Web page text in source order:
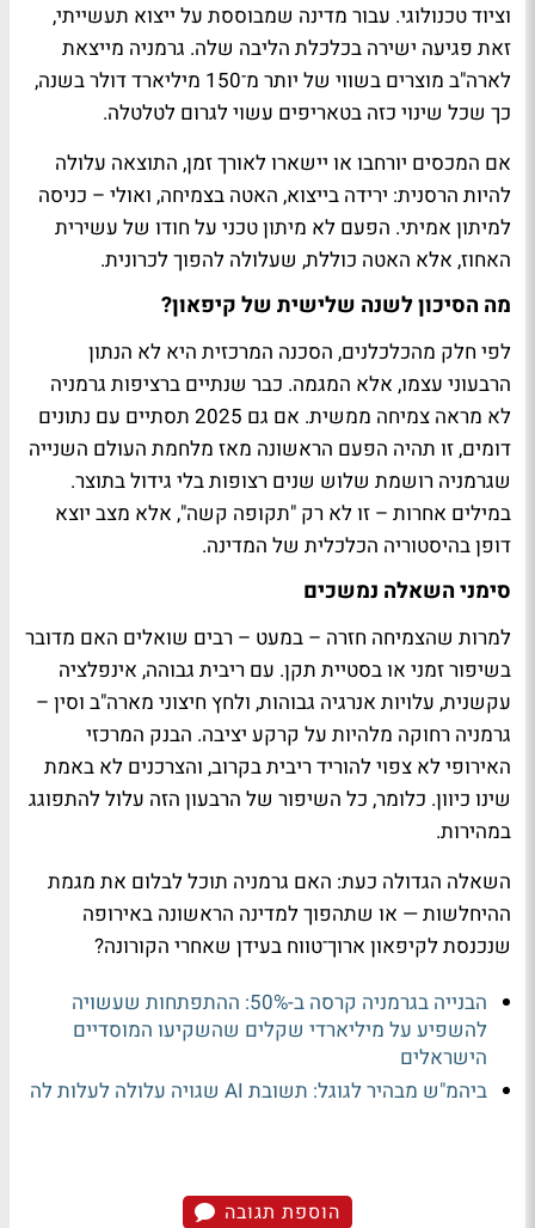
וציוד טכנולוגי. עבור מדינה שמבוססת על ייצוא תעשייתי,
זאת פגיעה ישירה בכלכלת הליבה שלה. גרמניה מייצאת
לארה"ב מוצרים בשווי של יותר מ־150 מיליארד דולר בשנה,
כך שכל שינוי כזה בטאריפים עשוי לגרום לטלטלה.
אם המכסים יורחבו או יישארו לאורך זמן, התוצאה עלולה
להיות הרסנית: ירידה בייצוא, האטה בצמיחה, ואולי – כניסה
למיתון אמיתי. הפעם לא מיתון טכני על חודו של עשירית
האחוז, אלא האטה כוללת, שעלולה להפוך לכרונית.
מה הסיכון לשנה שלישית של קיפאון?
לפי חלק מהכלכלנים, הסכנה המרכזית היא לא הנתון
הרבעוני עצמו, אלא המגמה. כבר שנתיים ברציפות גרמניה
לא מראה צמיחה ממשית. אם גם 2025 תסתיים עם נתונים
דומים, זו תהיה הפעם הראשונה מאז מלחמת העולם השנייה
שגרמניה רושמת שלוש שנים רצופות בלי גידול בתוצר.
במילים אחרות – זו לא רק "תקופה קשה", אלא מצב יוצא
דופן בהיסטוריה הכלכלית של המדינה.
סימני השאלה נמשכים
למרות שהצמיחה חזרה – במעט – רבים שואלים האם מדובר
בשיפור זמני או בסטיית תקן. עם ריבית גבוהה, אינפלציה
עקשנית, עלויות אנרגיה גבוהות, ולחץ חיצוני מארה"ב וסין –
גרמניה רחוקה מלהיות על קרקע יציבה. הבנק המרכזי
האירופי לא צפוי להוריד ריבית בקרוב, והצרכנים לא באמת
שינו כיוון. כלומר, כל השיפור של הרבעון הזה עלול להתפוגג
במהירות.
השאלה הגדולה כעת: האם גרמניה תוכל לבלום את מגמת
ההיחלשות — או שתהפוך למדינה הראשונה באירופה
שנכנסת לקיפאון ארוך־טווח בעידן שאחרי הקורונה?
הבנייה בגרמניה קרסה ב-50%: ההתפתחות שעשויה
להשפיע על מיליארדי שקלים שהשקיעו המוסדיים
הישראלים
ביהמ"ש מבהיר לגוגל: תשובת AI שגויה עלולה לעלות לה
הוספת תגובה